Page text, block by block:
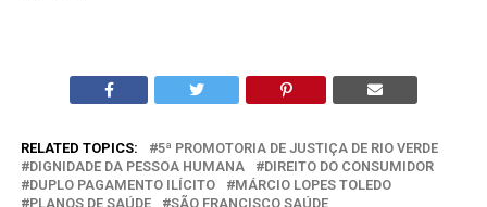
RELATED TOPICS:
5ª PROMOTORIA DE JUSTIÇA DE RIO VERDE
DIGNIDADE DA PESSOA HUMANA
DIREITO DO CONSUMIDOR
DUPLO PAGAMENTO ILÍCITO
MÁRCIO LOPES TOLEDO
PLANOS DE SAÚDE
SÃO FRANCISCO SAÚDE